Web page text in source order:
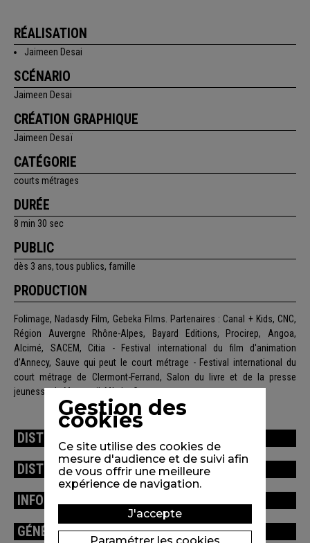
RÉALISATION
Jaimeen Desai
SCÉNARIO
Jaimeen Desai
CRÉATION GRAPHIQUE
Jaimeen Desaï
CATÉGORIE
courts métrages
DURÉE
8 min 30 sec
PUBLIC
dès 3 ans, tous publics, famille
PRODUCTION
Folimage, Nadasdy Film, Gebeka Films. Partenaires : Canal + Kids, CNC,
Région Auvergne Rhône-Alpes, Bayard Editions, Procirep, Angoa,
Alcimé, SACEM, Citia - Festival international du film d'animation
d'Annecy, Sauve qui peut le court métrage - Festival international du
court métrage de Clermont-Ferrand, Salon du livre et de la presse
jeunesse de Montreuil, Mèche Courte.
DISTRIBUTION
DISTINCTIONS / FESTIVALS
INFORMATIONS TECHNIQUES
GÉNÉRIQUE
Gestion des
cookies
Ce site utilise des cookies de
mesure d'audience et de suivi afin
de vous offrir une meilleure
expérience de navigation.
J'accepte